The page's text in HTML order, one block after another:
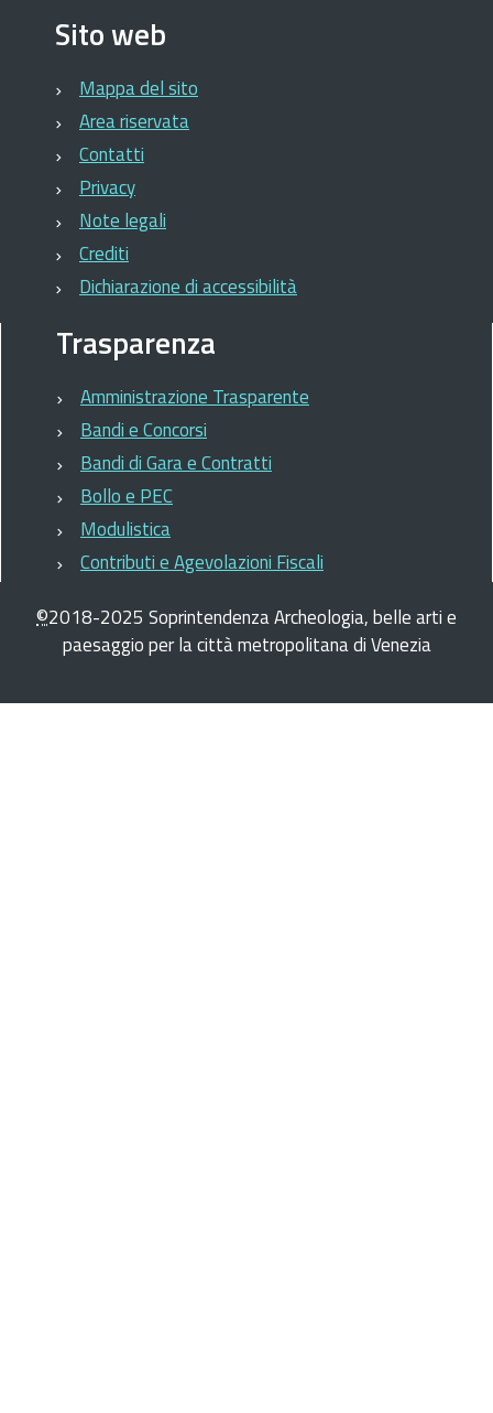
Sito web
Mappa del sito
Area riservata
Contatti
Privacy
Note legali
Crediti
Dichiarazione di accessibilità
Trasparenza
Amministrazione Trasparente
Bandi e Concorsi
Bandi di Gara e Contratti
Bollo e PEC
Modulistica
Contributi e Agevolazioni Fiscali
©2018-2025 Soprintendenza Archeologia, belle arti e
paesaggio per la città metropolitana di Venezia